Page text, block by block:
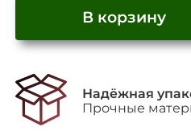
Количество
"Умоляющий"
В корзину
Надёжная
Прочные